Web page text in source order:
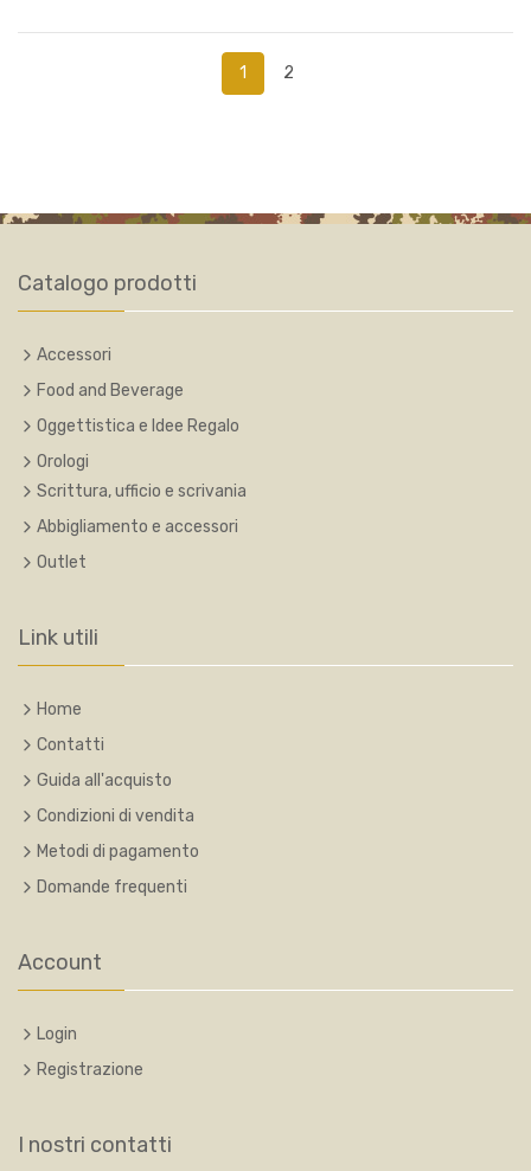
1 2
Catalogo prodotti
Accessori
Food and Beverage
Oggettistica e Idee Regalo
Orologi
Scrittura, ufficio e scrivania
Abbigliamento e accessori
Outlet
Link utili
Home
Contatti
Guida all'acquisto
Condizioni di vendita
Metodi di pagamento
Domande frequenti
Account
Login
Registrazione
I nostri contatti